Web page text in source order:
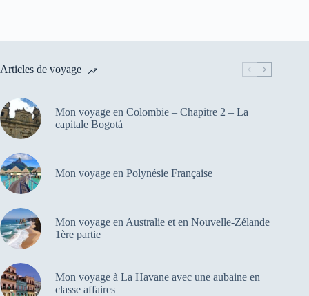
Articles de voyage
Mon voyage en Colombie – Chapitre 2 – La
capitale Bogotá
Mon voyage en Polynésie Française
Mon voyage en Australie et en Nouvelle-Zélande
1ère partie
Mon voyage à La Havane avec une aubaine en
classe affaires